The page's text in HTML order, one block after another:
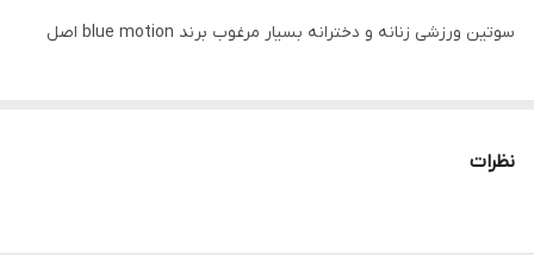
قابلیت بازگشت
سوتین ورزشی زنانه و دخترانه بسیار مرغوب برند blue motion اصل
نظرات